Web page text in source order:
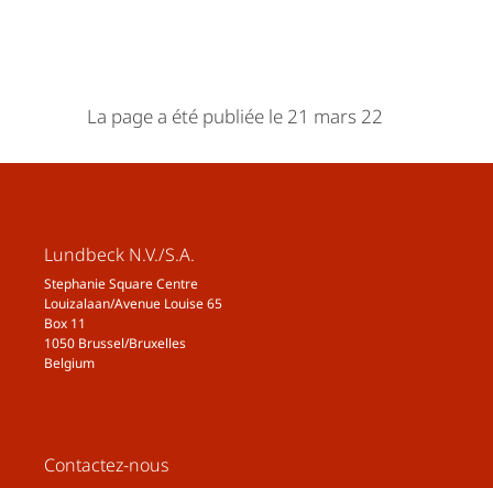
La page a été publiée le 21 mars 22
Lundbeck N.V./S.A.
Stephanie Square Centre
Louizalaan/Avenue Louise 65
Box 11
1050 Brussel/Bruxelles
Belgium
Contactez-nous